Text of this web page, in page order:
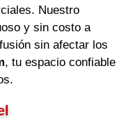
Nuestro
y sin costo a
sin afectar los
, tu espacio confiable